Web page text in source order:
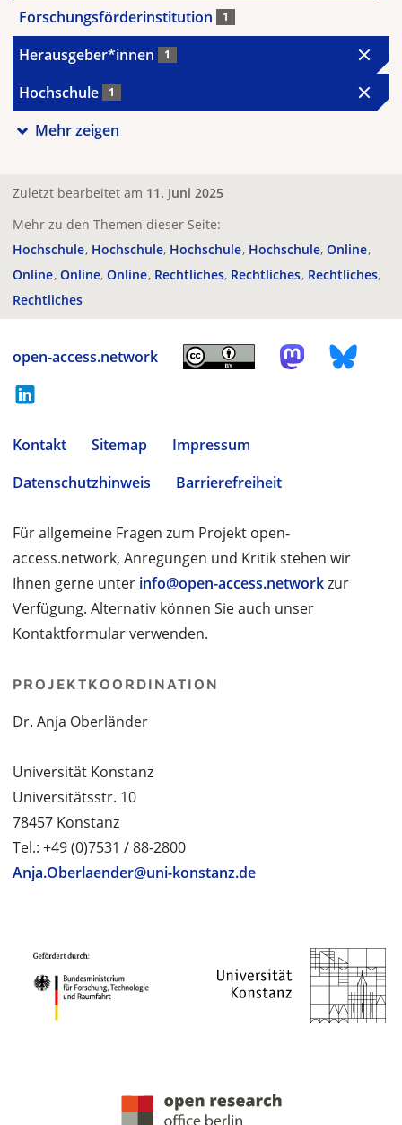
Forschungsförderinstitution 1
Herausgeber*innen 1
Hochschule 1
Mehr zeigen
Zuletzt bearbeitet am 11. Juni 2025
Mehr zu den Themen dieser Seite:
Hochschule Hochschule Hochschule Hochschule Online
Online Online Online Rechtliches Rechtliches Rechtliches
Rechtliches
open-access.network
Kontakt Sitemap
Impressum
Datenschutzhinweis
Barrierefreiheit
Für allgemeine Fragen zum Projekt open-
access.network, Anregungen und Kritik stehen wir
Ihnen gerne unter info@open-access.networkzur
Verfügung. Alternativ können Sie auch unser
Kontaktformular verwenden.
PROJEKTKOORDINATION
Dr. Anja Oberländer
Universität Konstanz
Universitätsstr. 10
78457 Konstanz
Tel.: +49 (0)7531 / 88-2800
Anja.Oberlaender@uni-konstanz.de